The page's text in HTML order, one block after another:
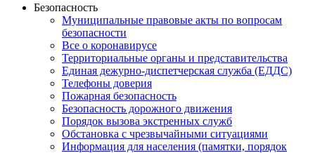
Безопасность
Муниципальные правовые акты по вопросам
безопасности
Все о коронавирусе
Территориальные органы и представительства
Единая дежурно-диспетчерская служба (ЕДДС)
Телефоны доверия
Пожарная безопасность
Безопасность дорожного движения
Порядок вызова экстренных служб
Обстановка с чрезвычайными ситуациями
Информация для населения (памятки, порядок